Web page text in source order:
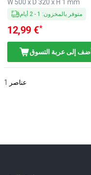
W 500 x D 320 x H 1 mm
متوفر بالمخزون:
1
-
2 أيام
12,99 €*
أضف إلى عربة التسوق
1 عناصر